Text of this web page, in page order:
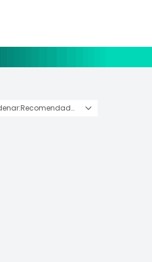
Recomendados